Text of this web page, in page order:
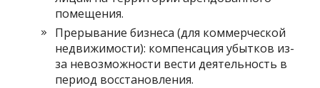
помещения.
Прерывание бизнеса (для коммерческой
недвижимости): компенсация убытков из-
за невозможности вести деятельность в
период восстановления.